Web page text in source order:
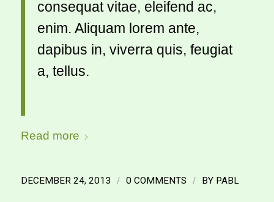
consequat vitae, eleifend ac,
enim. Aliquam lorem ante,
dapibus in, viverra quis, feugiat
a, tellus.
Read more
DECEMBER 24, 2013 / 0 COMMENTS / BY PABL